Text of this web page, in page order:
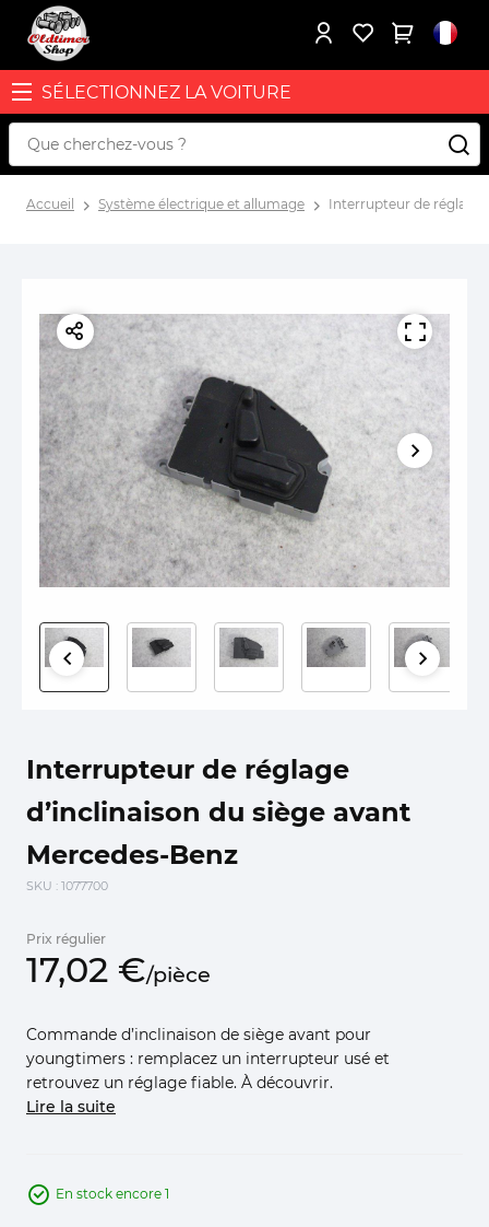
SÉLECTIONNEZ LA VOITURE
Accueil Système électrique et allumage Interrupteur de réglage
Interrupteur de réglage
d’inclinaison du siège avant
Mercedes-Benz
SKU : 1077700
Prix régulier
17,02 €/pièce
Commande d’inclinaison de siège avant pour
youngtimers : remplacez un interrupteur usé et
retrouvez un réglage fiable. À découvrir.
Lire la suite
En stock encore 1